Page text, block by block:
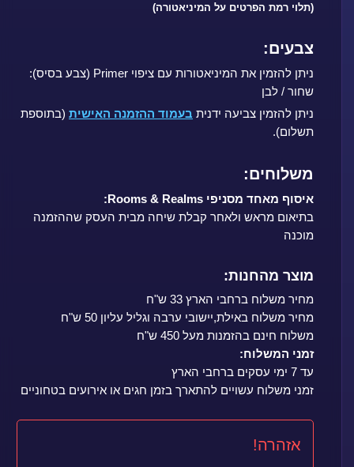
(תלוי רמת הפרטים על המיניאטורה)
צבעים:
ניתן להזמין את המיניאטורות עם ציפוי Primer (צבע בסיס):
שחור / לבן
ניתן להזמין צביעה ידנית בעמוד ההזמנה האישית (בתוספת
תשלום).
משלוחים:
איסוף מאחד מסניפי Rooms & Realms:
בתיאום מראש ולאחר קבלת שיחה מבית העסק שההזמנה
מוכנה
מוצר מהחנות:
מחיר משלוח ברחבי הארץ 33 ש"ח
מחיר משלוח באילת,יישובי ערבה וגליל עליון 50 ש"ח
משלוח חינם בהזמנות מעל 450 ש"ח
זמני המשלוח:
עד 7 ימי עסקים ברחבי הארץ
זמני משלוח עשויים להתארך בזמן חגים או אירועים בטחוניים
אזהרה!